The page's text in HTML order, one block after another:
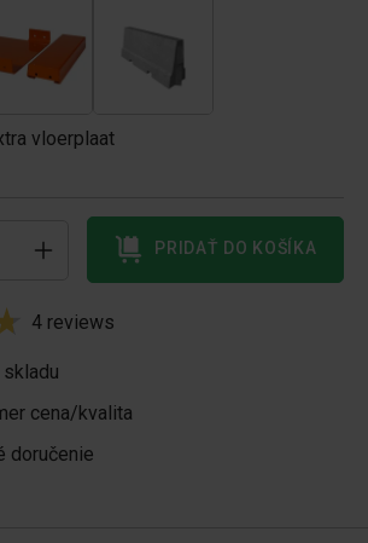
vloerplaat
PRIDAŤ DO KOŠÍKA
4 reviews
cena/kvalita
doručenie